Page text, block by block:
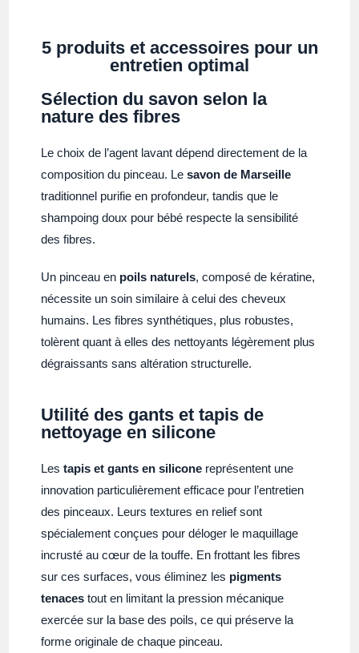
5 produits et accessoires pour un
entretien optimal
Sélection du savon selon la
nature des fibres
Le choix de l’agent lavant dépend directement de la
composition du pinceau. Lesavon de Marseille
traditionnel purifie en profondeur, tandis que le
shampoing doux pour bébé respecte la sensibilité
des fibres.
Un pinceau en poils naturels, composé de kératine,
nécessite un soin similaire à celui des cheveux
humains. Les fibres synthétiques, plus robustes,
tolèrent quant à elles des nettoyants légèrement plus
dégraissants sans altération structurelle.
Utilité des gants et tapis de
nettoyage en silicone
Lestapis et gants en silicone représentent une
innovation particulièrement efficace pour l’entretien
des pinceaux. Leurs textures en relief sont
spécialement conçues pour déloger le maquillage
incrusté au cœur de la touffe. En frottant les fibres
sur ces surfaces, vous éliminez les pigments
tenaces tout en limitant la pression mécanique
exercée sur la base des poils, ce qui préserve la
forme originale de chaque pinceau.